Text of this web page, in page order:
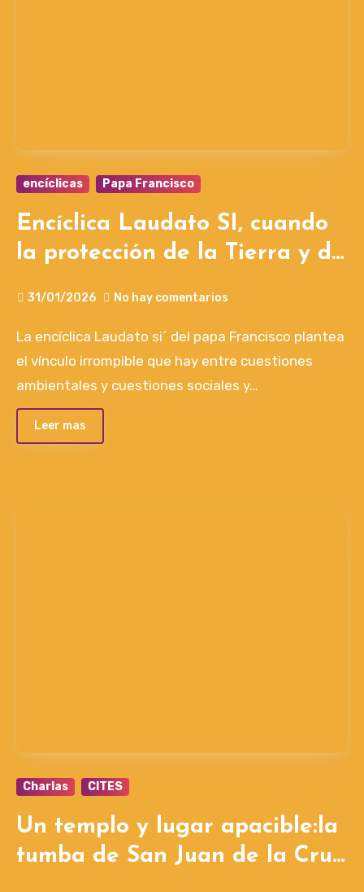
encíclicas Papa Francisco
Encíclica Laudato SI, cuando
la protección de la Tierra y de
de supervivencia
31/01/2026 No hay comentarios
La encíclica Laudato si´ del papa Francisco plantea
el vínculo irrompible que hay entre cuestiones
ambientales y cuestiones sociales y…
Leer mas
Charlas CITES
Un templo y lugar apacible:la
tumba de San Juan de la Cruz